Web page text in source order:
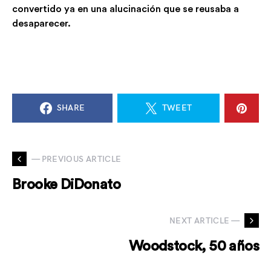
convertido ya en una alucinación que se reusaba a
desaparecer.
SHARE TWEET
— PREVIOUS ARTICLE
Brooke DiDonato
NEXT ARTICLE —
Woodstock, 50 años